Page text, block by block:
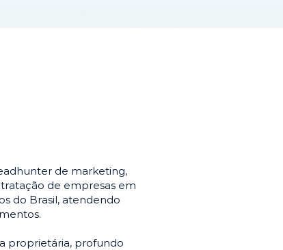
de marketing,
de empresas em
do Brasil, atendendo
proprietária, profundo